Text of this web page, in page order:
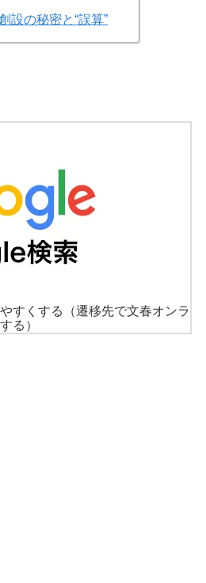
設の秘密と“誤算”
すくする
（遷移先で文春オンラ
る）